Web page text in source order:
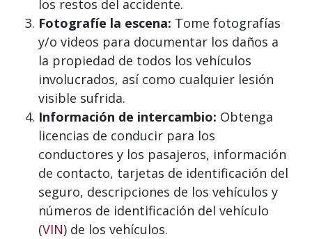
los restos del accidente.
Fotografíe la escena: Tome fotografías
y/o videos para documentar los daños a
la propiedad de todos los vehículos
involucrados, así como cualquier lesión
visible sufrida.
Información de intercambio: Obtenga
licencias de conducir para los
conductores y los pasajeros, información
de contacto, tarjetas de identificación del
seguro, descripciones de los vehículos y
números de identificación del vehículo
(VIN) de los vehículos.